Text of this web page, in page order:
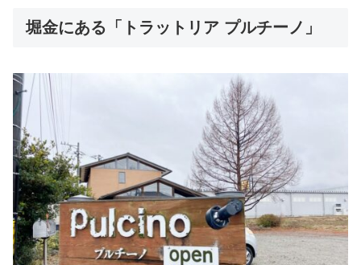
堀金にある「トラットリア プルチーノ」